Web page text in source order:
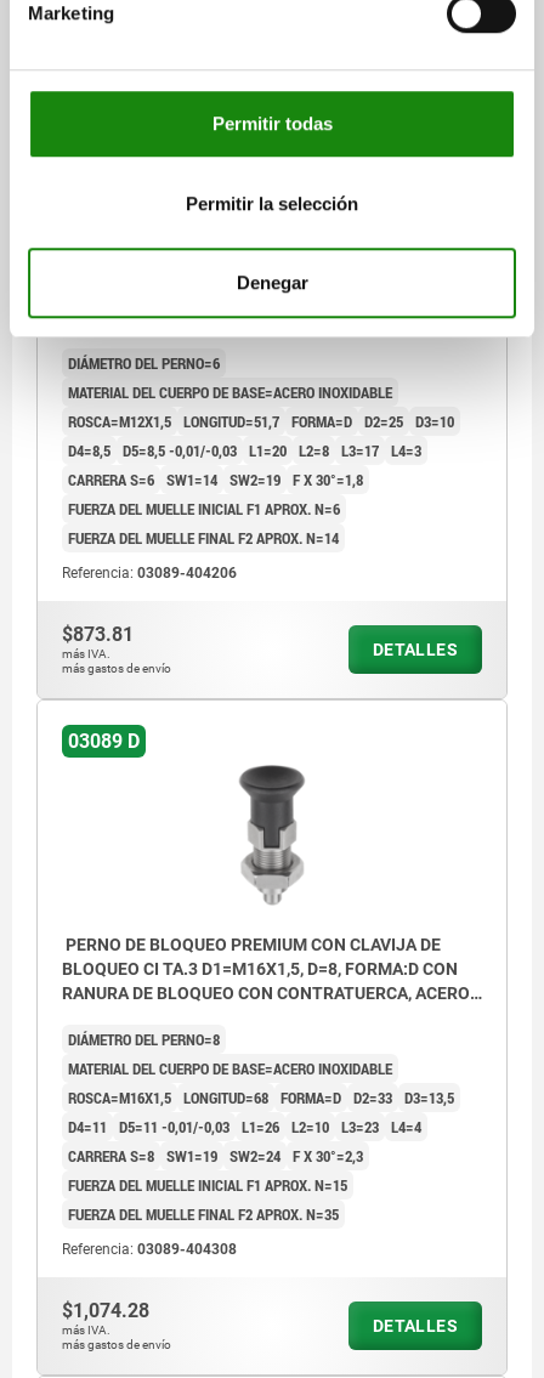
Marketing
Permitir todas
Permitir la selección
Denegar
03089 D
BLOQUEO CI TA.2 D1=M12X1,5, D=6, FORMA:D CON
RANURA DE BLOQUEO CON CONTRATUERCA, ACERO
INOXIDABLE ENDURECIDO, PULIDO Y ACAB,
COMP:TERMOPLÁSTICO GRIS ANTRACITA
DIÁMETRO DEL PERNO=6
MATERIAL DEL CUERPO DE BASE=ACERO INOXIDABLE
ROSCA=M12X1,5 LONGITUD=51,7 FORMA=D D2=25 D3=10
D4=8,5 D5=8,5 -0,01/-0,03 L1=20 L2=8 L3=17 L4=3
CARRERA S=6 SW1=14 SW2=19 F X 30°=1,8
FUERZA DEL MUELLE INICIAL F1 APROX. N=6
FUERZA DEL MUELLE FINAL F2 APROX. N=14
Referencia: 03089-404206
$873.81
más IVA.
más gastos de envío
DETALLES
03089 D
PERNO DE BLOQUEO PREMIUM CON CLAVIJA DE
BLOQUEO CI TA.3 D1=M16X1,5, D=8, FORMA:D CON
RANURA DE BLOQUEO CON CONTRATUERCA, ACERO
COMP:TERMOPLÁSTICO GRIS ANTRACITA
DIÁMETRO DEL PERNO=8
MATERIAL DEL CUERPO DE BASE=ACERO INOXIDABLE
ROSCA=M16X1,5 LONGITUD=68 FORMA=D D2=33 D3=13,5
D4=11
D5=11 -0,01/-0,03 L1=26 L2=10 L3=23 L4=4
CARRERA S=8 SW1=19 SW2=24 F X 30°=2,3
FUERZA DEL MUELLE INICIAL F1 APROX. N=15
FUERZA DEL MUELLE FINAL F2 APROX. N=35
Referencia: 03089-404308
$1,074.28
más IVA.
más gastos de envío
DETALLES